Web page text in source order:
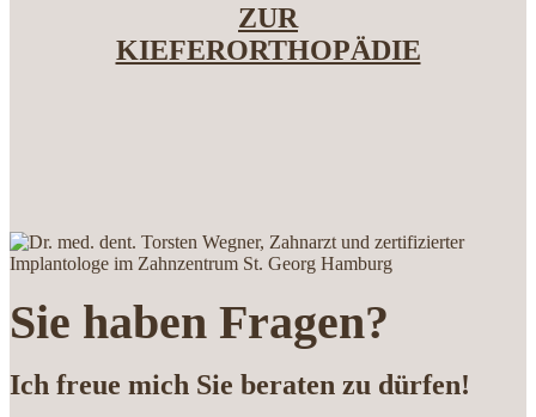
ZUR
KIEFERORTHOPÄDIE
Sie haben Fragen?
Ich freue mich Sie beraten zu dürfen!